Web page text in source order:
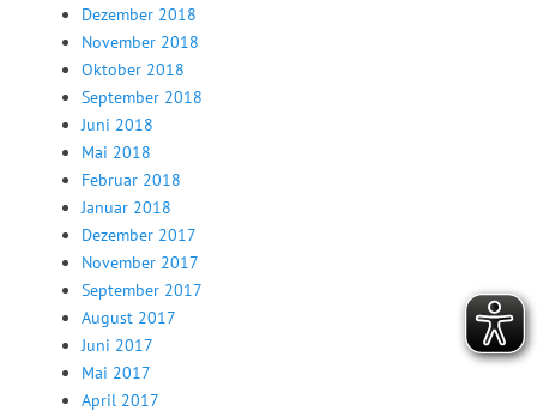
Dezember 2018
November 2018
Oktober 2018
September 2018
Juni 2018
Mai 2018
Februar 2018
Januar 2018
Dezember 2017
November 2017
September 2017
August 2017
Juni 2017
Mai 2017
April 2017